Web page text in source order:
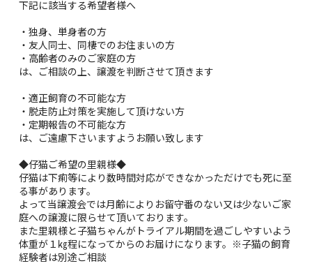
下記に該当する希望者様へ
・独身、単身者の方
・友人同士、同棲でのお住まいの方
・高齢者のみのご家庭の方
は、ご相談の上、譲渡を判断させて頂きます
・適正飼育の不可能な方
・脱走防止対策を実施して頂けない方
・定期報告の不可能な方
は、ご遠慮下さいますようお願い致します
◆仔猫ご希望の里親様◆
仔猫は下痢等により数時間対応ができなかっただけでも死に至
る事があります。
よって当譲渡会では月齢によりお留守番のない又は少ないご家
庭への譲渡に限らせて頂いております。
また里親様と子猫ちゃんがトライアル期間を過ごしやすいよう
体重が１㎏程になってからのお届けになります。※子猫の飼育
経験者は別途ご相談